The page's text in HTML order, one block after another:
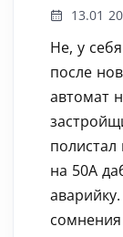
13.01
Не, у
после
автомат
на 50А
сомнения